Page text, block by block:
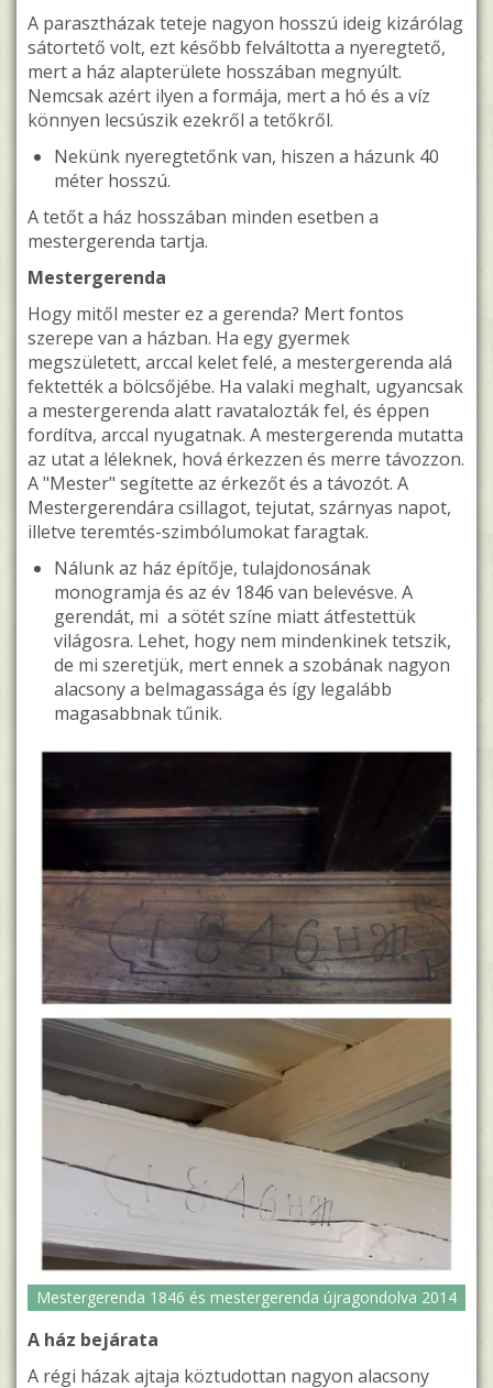
A parasztházak teteje nagyon hosszú ideig kizárólag
sátortető volt, ezt később felváltotta a nyeregtető,
mert a ház alapterülete hosszában megnyúlt.
Nemcsak azért ilyen a formája, mert a hó és a víz
könnyen lecsúszik ezekről a tetőkről.
Nekünk nyeregtetőnk van, hiszen a házunk 40
méter hosszú.
A tetőt a ház hosszában minden esetben a
mestergerenda tartja.
Mestergerenda
Hogy mitől mester ez a gerenda? Mert fontos
szerepe van a házban. Ha egy gyermek
megszületett, arccal kelet felé, a mestergerenda alá
fektették a bölcsőjébe. Ha valaki meghalt, ugyancsak
a mestergerenda alatt ravatalozták fel, és éppen
fordítva, arccal nyugatnak. A mestergerenda mutatta
az utat a léleknek, hová érkezzen és merre távozzon.
A "Mester" segítette az érkezőt és a távozót. A
Mestergerendára csillagot, tejutat, szárnyas napot,
illetve teremtés-szimbólumokat faragtak.
Nálunk az ház építője, tulajdonosának
monogramja és az év 1846 van belevésve. A
gerendát, mi a sötét színe miatt átfestettük
világosra. Lehet, hogy nem mindenkinek tetszik,
de mi szeretjük, mert ennek a szobának nagyon
alacsony a belmagassága és így legalább
magasabbnak tűnik.
Mestergerenda 1846 és mestergerenda újragondolva 2014
A ház bejárata
A régi házak ajtaja köztudottan nagyon alacsony